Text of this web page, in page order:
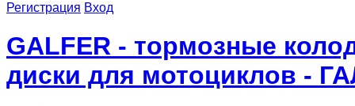
Регистрация Вход
GALFER - тормозные
диски для мотоциклов -